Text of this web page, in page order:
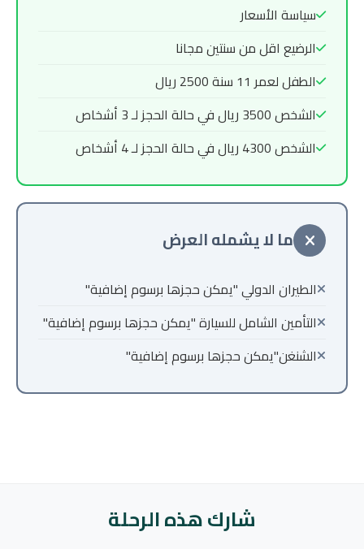
سياسة الأسعار
الرضيع اقل من سنتين مجانا
الطفل لعمر 11 سنة 2500 ريال
الشخص 3500 ريال في حالة الحجز لـ 3 أشخاص
الشخص 4300 ريال في حالة الحجز لـ 4 أشخاص
ما لا يشمله العرض
الطيران الدولي "يمكن حجزها برسوم إضافية"
التأمين الشامل للسيارة "يمكن حجزها برسوم إضافية"
الشنغن"يمكن حجزها برسوم إضافية"
شارك هذه الرحلة